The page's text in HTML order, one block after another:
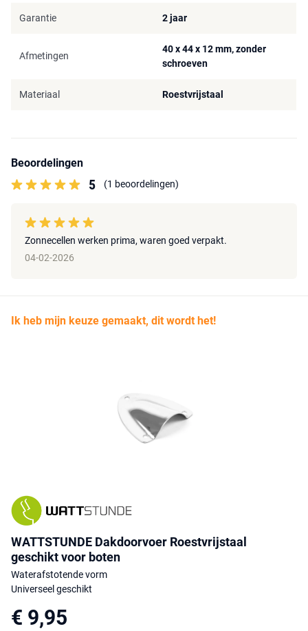
Garantie 2 jaar
Afmetingen
40 x 44 x 12 mm, zonder
schroeven
Materiaal Roestvrijstaal
Beoordelingen
5 (1 beoordelingen)
Zonnecellen werken prima, waren goed verpakt.
04-02-2026
Ik heb mijn keuze gemaakt, dit wordt het!
WATTSTUNDE Dakdoorvoer Roestvrijstaal
geschikt voor boten
Waterafstotende vorm
Universeel geschikt
€ 9,95